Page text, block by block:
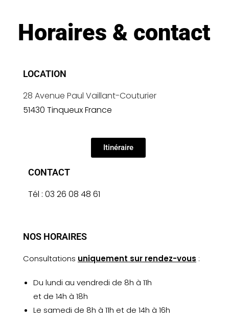
Horaires & contact
LOCATION
28 Avenue Paul Vaillant-Couturier
51430 Tinqueux France
Itinéraire
CONTACT
Tél : 03 26 08 48 61
NOS HORAIRES
Consultations uniquement sur rendez-vous :
Du lundi au vendredi de 8h à 11h
et de 14h à 18h
Le samedi de 8h à 11h et de 14h à 16h